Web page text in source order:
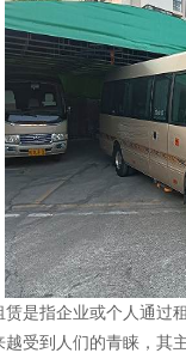
是指企业或个人通过
受到人们的青睐，其